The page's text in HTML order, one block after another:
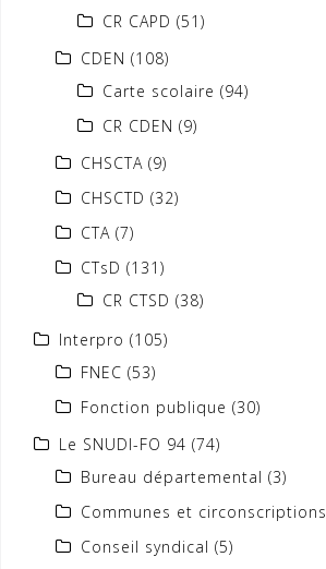
CR CAPD (51)
CDEN (108)
Carte scolaire (94)
CR CDEN (9)
CHSCTA (9)
CHSCTD (32)
CTA (7)
CTsD (131)
CR CTSD (38)
Interpro (105)
FNEC (53)
Fonction publique (30)
Le SNUDI-FO 94 (74)
Bureau départemental (3)
Communes et circonscriptions
Conseil syndical (5)